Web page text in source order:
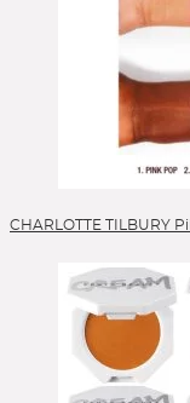
CHARLOTTE TILBURY